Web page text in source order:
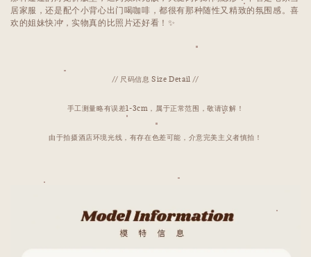
居家服，还是配个小背心出门喝咖啡，都很有那种随性又精致的氛围感。喜
欢的姐妹快冲，实物真的比照片还好看！✨
// 尺码信息 Size Detail //
手工测量略有误差1-3cm，属于正常范围，敬请谅解！
由于拍摄酒店环境光线，有存在色差可能，介意完美主义者慎拍！